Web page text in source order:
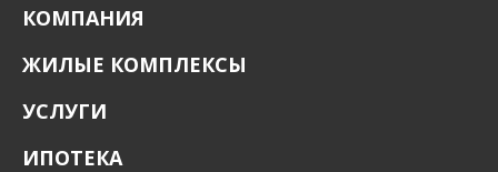
КОМПАНИЯ
ЖИЛЫЕ КОМПЛЕКСЫ
УСЛУГИ
ИПОТЕКА